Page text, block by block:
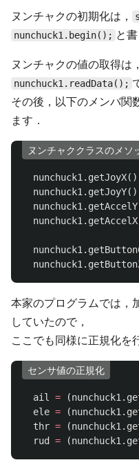
ヌンチャクの初期化は，
nunchuck1.begin(); と
ヌンチャクの値の取得は，
nunchuck1.readData();
その後，以下のメンバ関
ます．
ヌンチャククラスのメソ
nunchuck1 . getJoyX()
nunchuck1 . getJoyY()
nunchuck1 . getAccelY
nunchuck1 . getAccelX
nunchuck1 .
nunchuck1 .
本家のプログラムでは，
していたので，
ここでも同様に正規化を
センサ値の正規化
ail = (nunchuck1 .
ele = (nunchuck1 .
thr = (nunchuck1 .
rud = (nunchuck1 .